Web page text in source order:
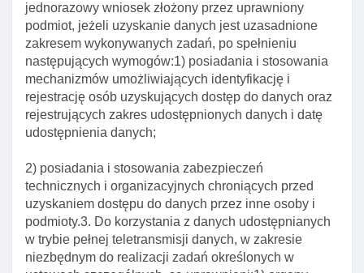
jednorazowy wniosek złożony przez uprawniony
podmiot, jeżeli uzyskanie danych jest uzasadnione
zakresem wykonywanych zadań, po spełnieniu
następujących wymogów:1) posiadania i stosowania
mechanizmów umożliwiających identyfikację i
rejestrację osób uzyskujących dostęp do danych oraz
rejestrujących zakres udostępnionych danych i datę
udostępnienia danych;
2) posiadania i stosowania zabezpieczeń
technicznych i organizacyjnych chroniących przed
uzyskaniem dostępu do danych przez inne osoby i
podmioty.3. Do korzystania z danych udostępnianych
w trybie pełnej teletransmisji danych, w zakresie
niezbędnym do realizacji zadań określonych w
Art. 12e. Elementy certyfikatu podpisu osobistego
Art. 12f. Data okresu ważnośCI certyfikatu podpisu,
identyfikacji I uwierzytelnienia oraz potwierdzenia
obecnośCI
Art. 12g. Unieważnianie certyfikatów
Art. 12h. Właściwość organu w sprawach wydawania
certyfikatów I zapewnienia ich weryfikacji
Art. 12i. Polityka świadczenia usług dla dowodu
osobistego z warstwą elektroniczną
Art. 12j. Rozporządzenie w sprawie wymagań dla
warstwy elektronicznej dowodu I trybu postepowania
z certyfikatami